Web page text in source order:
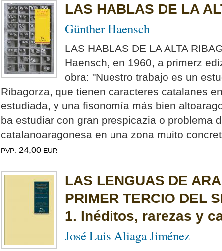
LAS HABLAS DE LA
Günther Haensch
LAS HABLAS DE LA ALTA
Haensch, en 1960, a primerz
obra: "Nuestro trabajo es un
Ribagorza, que tienen caracteres catalanes
estudiada, y una fisonomía más bien
ba estudiar con gran prespicazia o problema
catalanoaragonesa en una zona muito
PVP: 24,00 EUR
LAS LENGUAS DE
PRIMER TERCIO DEL
1. Inéditos, rarezas y
José Luis Aliaga Jiménez